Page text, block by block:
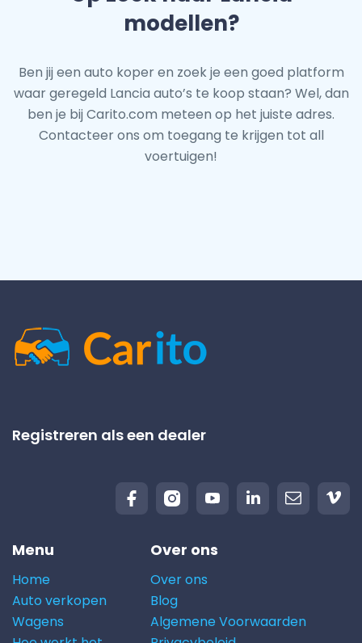
modellen?
Ben jij een auto koper en zoek je een goed platform
waar geregeld Lancia auto’s te koop staan? Wel, dan
ben je bij Carito.com meteen op het juiste adres.
Contacteer ons om toegang te krijgen tot all
voertuigen!
Registreren als een dealer
Menu
Home
Auto verkopen
Wagens
Over ons
Over ons
Blog
Algemene Voorwaarden